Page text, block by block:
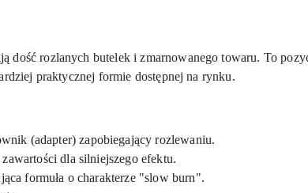
dość rozlanych butelek i zmarnowanego towaru. To
praktycznej formie dostępnej na rynku.
(adapter) zapobiegający rozlewaniu.
dla silniejszego efektu.
formuła o charakterze "slow burn".